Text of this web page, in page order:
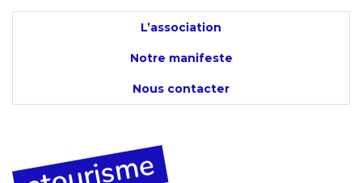
L’association
Notre manifeste
Nous contacter